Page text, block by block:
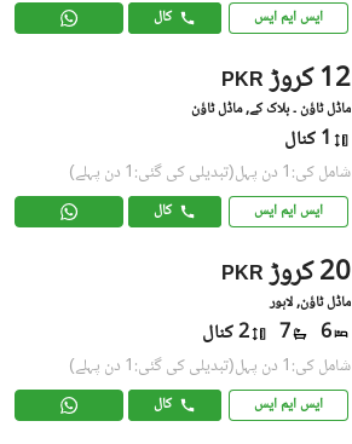
ایس ایم ایس کال
PKR 12 کروڑ
ماڈل ٹاؤن ۔ بلاک کے, ماڈل ٹاؤن
1 کنال
شامل کی:1 دن پہل (تبدیلی کی گئی:1 دن پہلے)
ایس ایم ایس کال
PKR 20 کروڑ
ماڈل ٹاؤن, لاہور
6
7 2 کنال
شامل کی:1 دن پہل (تبدیلی کی گئی:1 دن پہلے)
ایس ایم ایس کال